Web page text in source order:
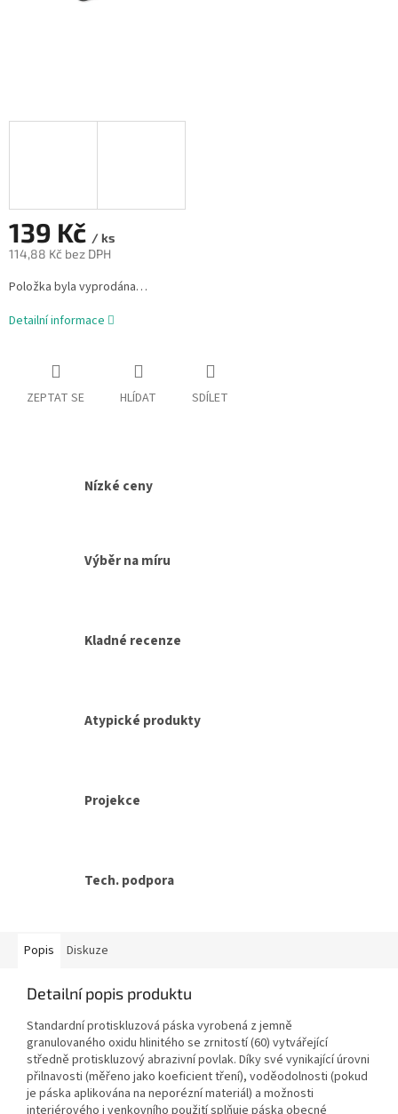
139 Kč / ks
114,88 Kč bez DPH
Měrná
cena:
Položka byla vyprodána…
Detailní informace
ZEPTAT SE HLÍDAT SDÍLET
Nízké ceny
Výběr na míru
Kladné recenze
Atypické produkty
Projekce
Tech. podpora
Popis Diskuze
Detailní popis produktu
Standardní protiskluzová páska vyrobená z jemně
granulovaného oxidu hlinitého se zrnitostí (60) vytvářející
středně protiskluzový abrazivní povlak. Díky své vynikající úrovni
přilnavosti (měřeno jako koeficient tření), voděodolnosti (pokud
je páska aplikována na neporézní materiál) a možnosti